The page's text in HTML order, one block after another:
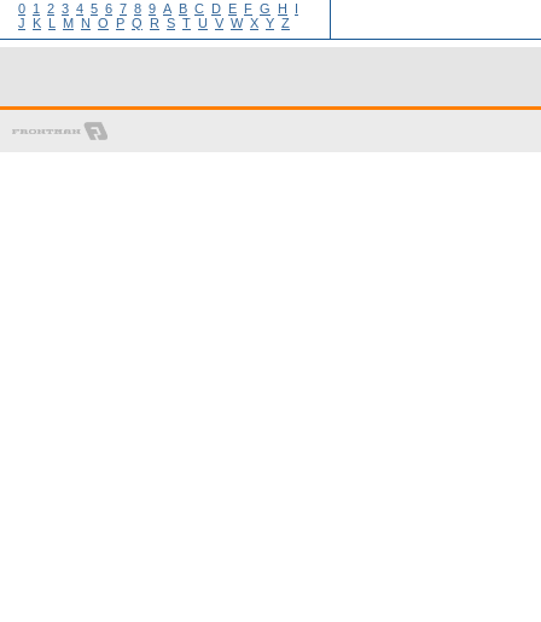
0 1 2 3 4 5 6 7 8 9 A B C D E F G H
I
J
K L M N O P Q R S T U V W X Y Z